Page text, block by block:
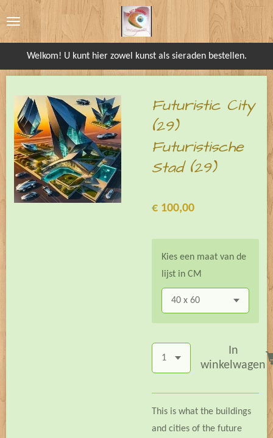
direct
Welkom! U kunt hier zowel kunst als sieraden bestellen.
Futuristic City
(29)
Futuristische
Stad (29)
€ 100,00
Kies een maat van de
lijst in CM
In
winkelwagen
This is what the buildings
and cities of the future